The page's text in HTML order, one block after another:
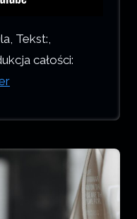
Tekst:,
całości: